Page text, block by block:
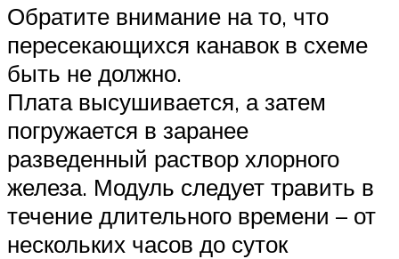
Обратите внимание на то, что
пересекающихся канавок в схеме
быть не должно.
Плата высушивается, а затем
погружается в заранее
разведенный раствор хлорного
железа. Модуль следует травить в
течение длительного времени – от
нескольких часов до суток